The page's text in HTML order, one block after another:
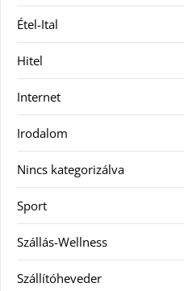
Étel-Ital
Hitel
Internet
Irodalom
Nincs kategorizálva
Sport
Szállás-Wellness
Szállítóheveder